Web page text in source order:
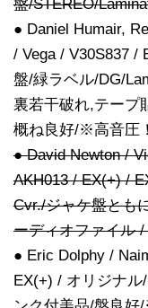
盤/STEREO/
● Daniel Humair,
/ Vega / V30S837 /
盤/緑ラベル/DG/
裏若干破れ,テープ
概ね良好/※高音圧
● David Newton /
AKH013 / EX(+) /
Cvr./ジャケ盤とも
ーディオファイル
● Eric Dolphy /
EX(+) / オリジナ